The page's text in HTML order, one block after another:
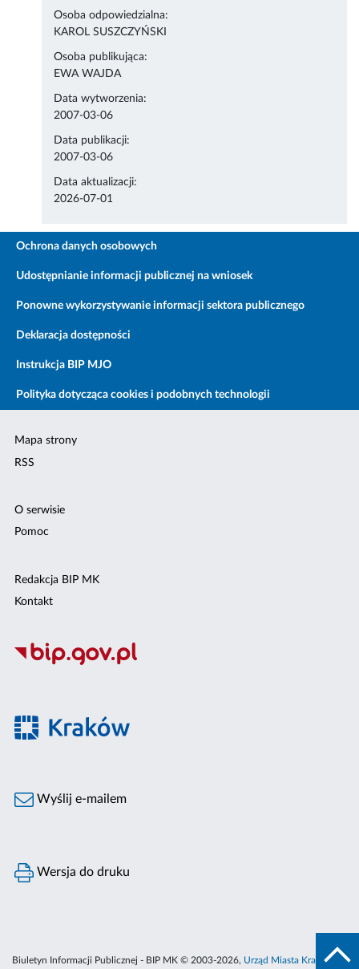
Osoba odpowiedzialna:
KAROL SUSZCZYŃSKI
Osoba publikująca:
EWA WAJDA
Data wytworzenia:
2007-03-06
Data publikacji:
2007-03-06
Data aktualizacji:
2026-07-01
Ochrona danych osobowych
Udostępnianie informacji publicznej na wniosek
Ponowne wykorzystywanie informacji sektora publicznego
Deklaracja dostępności
Instrukcja BIP MJO
Polityka dotycząca cookies i podobnych technologii
Mapa strony
RSS
O serwisie
Pomoc
Redakcja BIP MK
Kontakt
Wyślij e-mailem
Wersja do druku
Biuletyn Informacji Publicznej - BIP MK © 2003-2026, Urząd Miasta Krakowa